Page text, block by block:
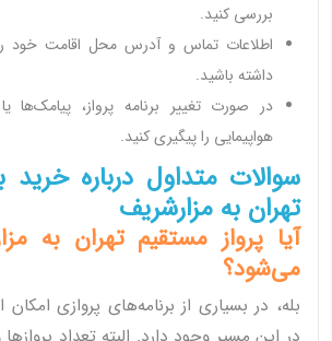
بررسی کنید.
اطلاعات تماس و آدرس محل اقامت خود
داشته باشید.
در صورت تغییر برنامه پرواز، پیامک‌ها
هواپیمایی را پیگیری کنید.
سوالات متداول درباره خرید
تهران به مزارشریف
آیا پرواز مستقیم تهران به
می‌شود؟
بله، در بسیاری از برنامه‌های پروازی امکان